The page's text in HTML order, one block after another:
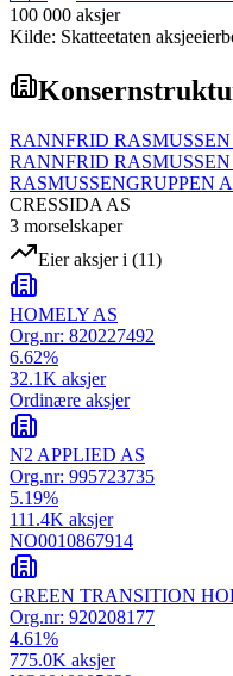
100 000 aksjer
Kilde: Skatteetaten
RANNFRID
RANNFRID
RASMUSSENGRUPPEN
CRESSIDA AS
3 morselskaper
Eier aksjer i (11)
HOMELY AS
Org.nr: 820227492
6.62%
32.1K aksjer
Ordinære aksjer
N2 APPLIED AS
Org.nr: 995723735
5.19%
111.4K aksjer
NO0010867914
GREEN TRANSITION
Org.nr: 920208177
4.61%
775.0K aksjer